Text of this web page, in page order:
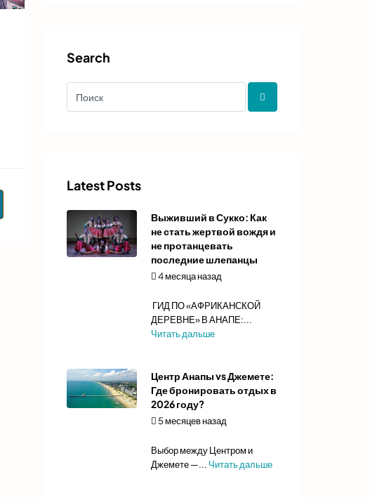
Search
Latest Posts
Выживший в Сукко: Как
не стать жертвой вождя и
не протанцевать
последние шлепанцы
4 месяца назад
ГИД ПО «АФРИКАНСКОЙ
ДЕРЕВНЕ» В АНАПЕ:...
Читать дальше
Центр Анапы vs Джемете:
Где бронировать отдых в
2026 году?
5 месяцев назад
Выбор между Центром и
Джемете —... Читать дальше